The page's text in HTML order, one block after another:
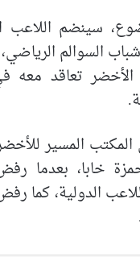
سينضم اللاعب
السوالم
تعاقد معه
المكتب المسير
خابا، بعدما
الدولية، كما